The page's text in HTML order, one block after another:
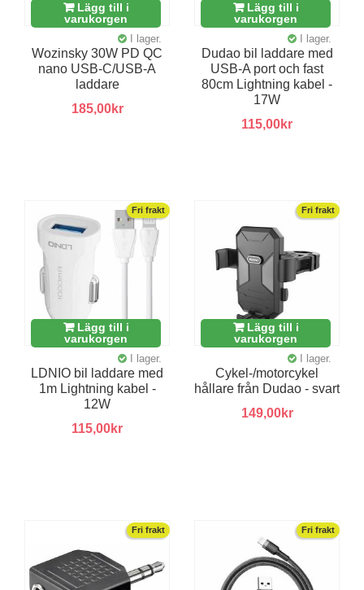
Lägg till i
varukorgen
I lager.
Wozinsky 30W PD QC
nano USB-C/USB-A
laddare
185,00kr
Lägg till i
varukorgen
I lager.
Dudao bil laddare med
USB-A port och fast
80cm Lightning kabel -
17W
115,00kr
Fri frakt
Lägg till i
varukorgen
I lager.
LDNIO bil laddare med
1m Lightning kabel -
12W
115,00kr
Fri frakt
Lägg till i
varukorgen
I lager.
Cykel-/motorcykel
hållare från Dudao - svart
149,00kr
Fri frakt Fri frakt